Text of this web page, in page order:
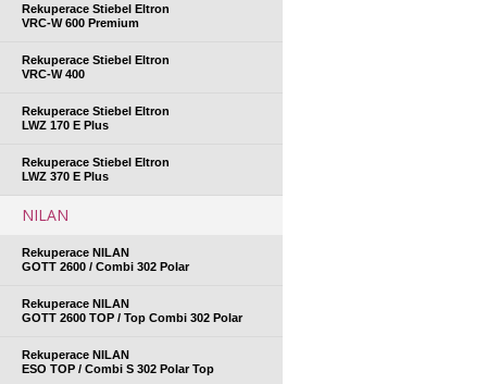
Rekuperace Stiebel Eltron
VRC-W 600 Premium
Rekuperace Stiebel Eltron
VRC-W 400
Rekuperace Stiebel Eltron
LWZ 170 E Plus
Rekuperace Stiebel Eltron
LWZ 370 E Plus
NILAN
Rekuperace NILAN
GOTT 2600 / Combi 302 Polar
Rekuperace NILAN
GOTT 2600 TOP / Top Combi 302 Polar
Rekuperace NILAN
ESO TOP / Combi S 302 Polar Top